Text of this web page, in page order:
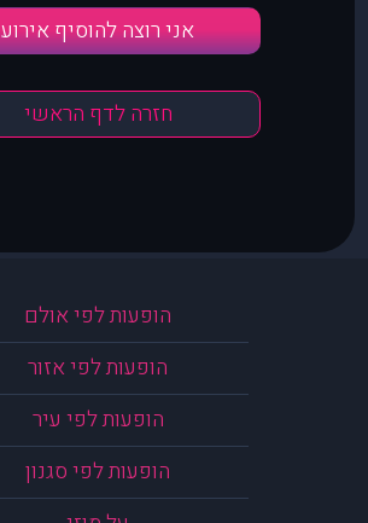
אני רוצה להוסיף אירוע
חזרה לדף הראשי
הופעות לפי אולם
הופעות לפי אזור
הופעות לפי עיר
הופעות לפי סגנון